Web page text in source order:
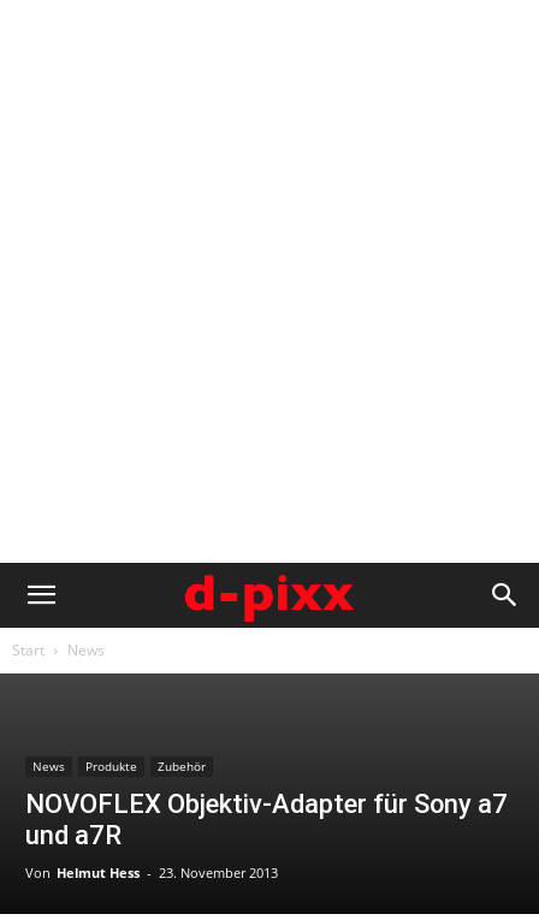
Start News
News Produkte Zubehör
NOVOFLEX Objektiv-Adapter für Sony a7
und a7R
Von Helmut Hess - 23. November 2013